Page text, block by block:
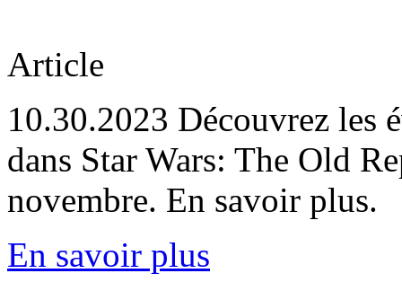
Article
10.30.2023 Découvrez les
dans Star Wars: The Old
novembre. En savoir plus.
En savoir plus